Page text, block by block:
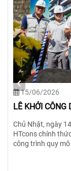
15/06/2026
LỄ KHỞI CÔNG
Chủ Nhật, ngày
HTcons chính
công trình quy